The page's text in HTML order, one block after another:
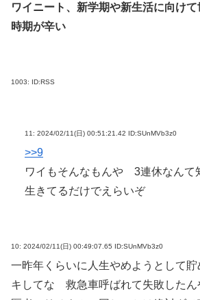
ワイニート、新学期や新生活に向け
時期が辛い
1003: ID:RSS
11: 2024/02/11(日) 00:51:21.42 ID:SUnMVb3z0
>>9
ワイもそんなもんや 3連休なんて
生きてるだけでえらいぞ
10: 2024/02/11(日) 00:49:07.65 ID:SUnMVb3z0
一昨年くらいに人生やめようとして
キしてな 救急車呼ばれて失敗したん